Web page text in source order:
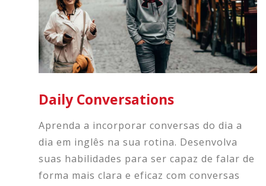
Daily Conversations
Aprenda a incorporar conversas do dia a
dia em inglês na sua rotina. Desenvolva
suas habilidades para ser capaz de falar de
forma mais clara e eficaz com conversas